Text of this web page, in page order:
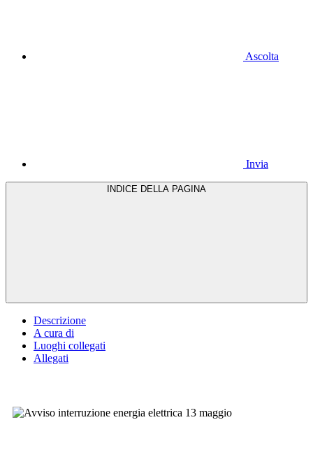
Ascolta
Invia
Descrizione
A cura di
Luoghi collegati
Allegati